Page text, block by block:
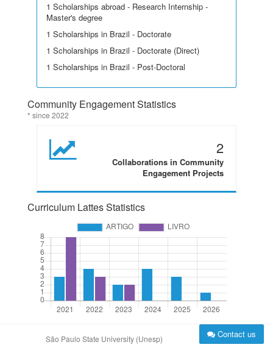
1 Scholarships abroad - Research Internship -
Master's degree
1 Scholarships in Brazil - Doctorate
1 Scholarships in Brazil - Doctorate (Direct)
1 Scholarships in Brazil - Post-Doctoral
Community Engagement Statistics
* since 2022
2
Collaborations in Community
Engagement Projects
Curriculum Lattes Statistics
São Paulo State University (Unesp) Contact us